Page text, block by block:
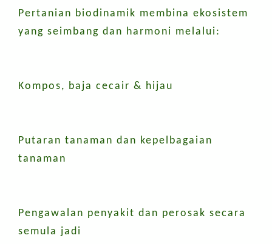
Pertanian biodinamik membina ekosistem
yang seimbang dan harmoni melalui:
Kompos, baja cecair & hijau
Putaran tanaman dan kepelbagaian
tanaman
Pengawalan penyakit dan perosak secara
semula jadi